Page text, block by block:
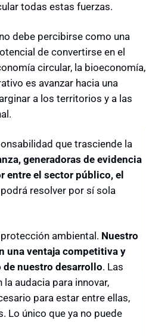
todas estas fuerzas.
debe percibirse como una
de convertirse en el
circular, la bioeconomía,
es avanzar hacia una
a los territorios y a las
que trasciende la
generadoras de evidencia
entre el sector público, el
resolver por sí sola
ambiental. Nuestro
una ventaja competitiva y
nuestro desarrollo. Las
audacia para innovar,
para estar entre ellas,
Lo único que ya no puede